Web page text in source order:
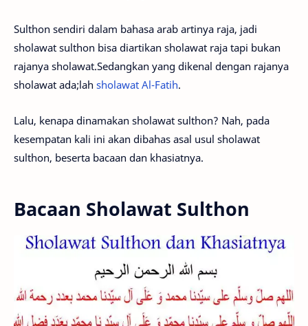
Sulthon sendiri dalam bahasa arab artinya raja, jadi
sholawat sulthon bisa diartikan sholawat raja tapi bukan
rajanya sholawat.Sedangkan yang dikenal dengan rajanya
sholawat ada;lah sholawat Al-Fatih.
Lalu, kenapa dinamakan sholawat sulthon? Nah, pada
kesempatan kali ini akan dibahas asal usul sholawat
sulthon, beserta bacaan dan khasiatnya.
Bacaan Sholawat Sulthon